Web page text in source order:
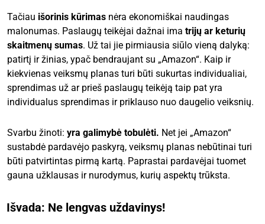
Tačiau išorinis kūrimas nėra ekonomiškai naudingas
malonumas. Paslaugų teikėjai dažnai ima trijų ar keturių
skaitmenų sumas. Už tai jie pirmiausia siūlo vieną dalyką:
patirtį ir žinias, ypač bendraujant su „Amazon“. Kaip ir
kiekvienas veiksmų planas turi būti sukurtas individualiai,
sprendimas už ar prieš paslaugų teikėją taip pat yra
individualus sprendimas ir priklauso nuo daugelio veiksnių.
Svarbu žinoti: yra galimybė tobulėti. Net jei „Amazon“
sustabdė pardavėjo paskyrą, veiksmų planas nebūtinai turi
būti patvirtintas pirmą kartą. Paprastai pardavėjai tuomet
gauna užklausas ir nurodymus, kurių aspektų trūksta.
Išvada: Ne lengvas uždavinys!